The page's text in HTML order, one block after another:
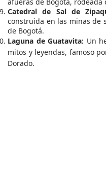
afueras de Bogotá,
Catedral de Sal de
construida en las minas de
de Bogotá.
Laguna de Guatavita: Un
mitos y leyendas, famoso
Dorado.